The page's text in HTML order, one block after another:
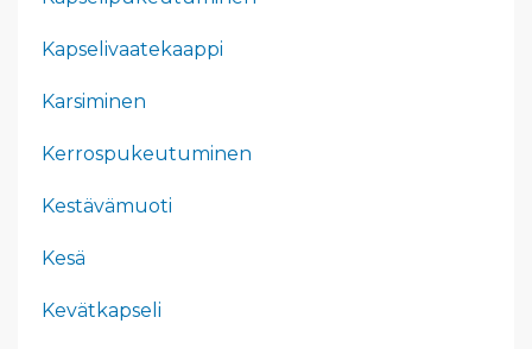
Kapselivaatekaappi
Karsiminen
Kerrospukeutuminen
Kestävämuoti
Kesä
Kevätkapseli